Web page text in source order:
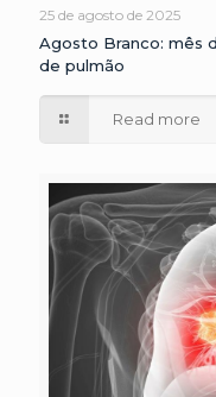
25 de agosto de 2025
Agosto Branco: mês
de pulmão
Read more